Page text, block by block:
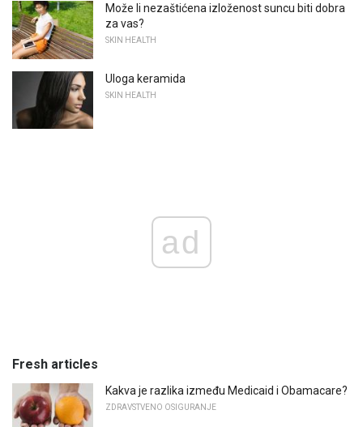
Može li nezaštićena izloženost suncu biti dobra
za vas?
SKIN HEALTH
Uloga keramida
SKIN HEALTH
ad
Fresh articles
Kakva je razlika između Medicaid i Obamacare?
ZDRAVSTVENO OSIGURANJE